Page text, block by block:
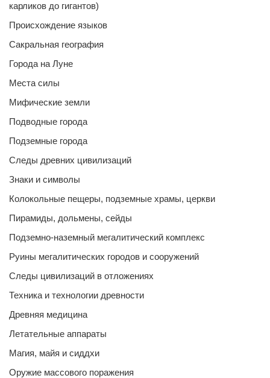
карликов до гигантов)
Происхождение языков
Сакральная география
Города на Луне
Места силы
Мифические земли
Подводные города
Подземные города
Следы древних цивилизаций
Знаки и символы
Колокольные пещеры, подземные храмы, церкви
Пирамиды, дольмены, сейды
Подземно-наземный мегалитический комплекс
Руины мегалитических городов и сооружений
Следы цивилизаций в отложениях
Техника и технологии древности
Древняя медицина
Летательные аппараты
Магия, майя и сиддхи
Оружие массового поражения